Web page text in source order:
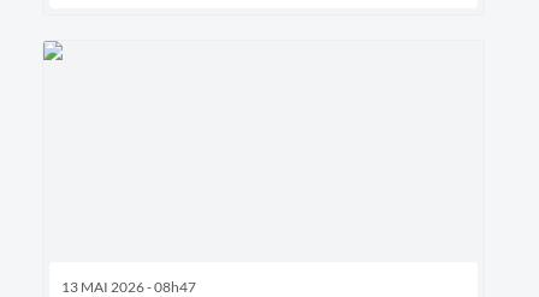
13 MAI 2026 - 08h47